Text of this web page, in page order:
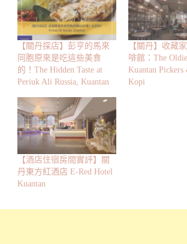
【關丹探店】彭亨的馬來
同胞原來是吃這些美食
的！The Hidden Taste at
Periuk Ali Russia, Kuantan
【關丹】收藏
啡館：The
Kuantan Pickers
Kopi
【酒店住宿房間實評】關
丹東方紅酒店 E-Red Hotel
Kuantan